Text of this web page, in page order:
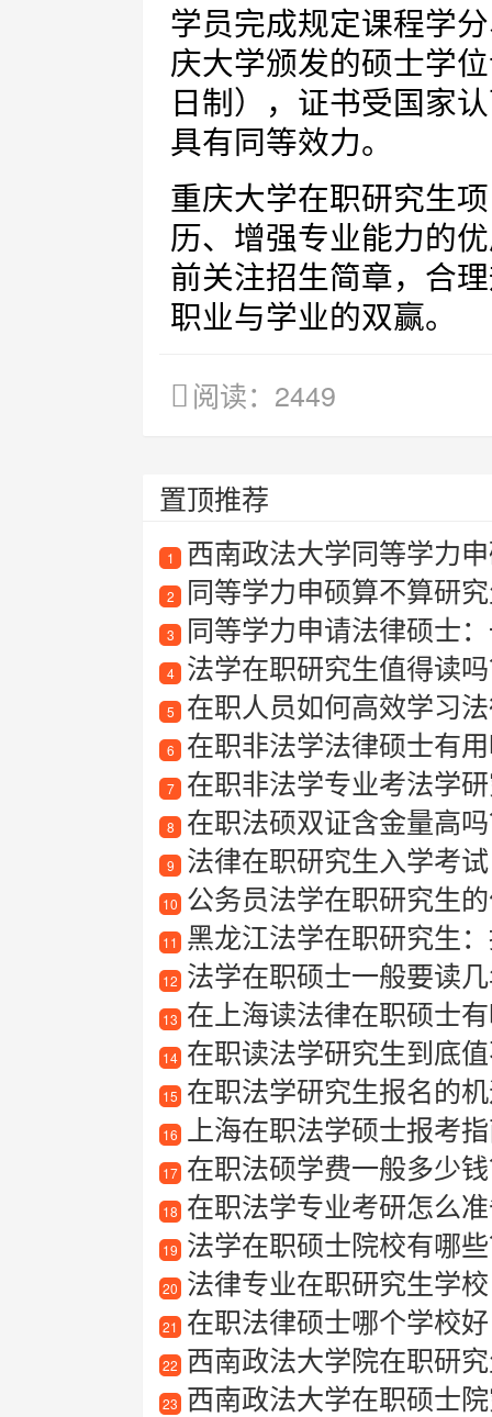
学员完成规定课程学
庆大学颁发的硕士学
日制），证书受国家
具有同等效力。
重庆大学在职研究生
历、增强专业能力的
前关注招生简章，合
职业与学业的双赢。
阅读：2449
置顶推荐
1 西南政法大学同等学力
2 同等学力申硕算不算研
3 同等学力申请法律硕士
4 法学在职研究生值得读
5 在职人员如何高效学习
6 在职非法学法律硕士有
7 在职非法学专业考法学
8 在职法硕双证含金量高吗
9 法律在职研究生入学考试
10 公务员法学在职研究生
11 黑龙江法学在职研究生
12 法学在职硕士一般要读
13 在上海读法律在职硕士
14 在职读法学研究生到底
15 在职法学研究生报名的
16 上海在职法学硕士报考指
17 在职法硕学费一般多少
18 在职法学专业考研怎么
19 法学在职硕士院校有哪
20 法律专业在职研究生学校
21 在职法律硕士哪个学校好
22 西南政法大学院在职研
23 西南政法大学在职硕士院